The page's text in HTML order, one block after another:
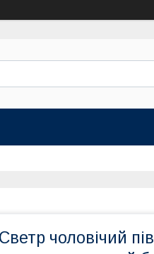
Светр чоловічий